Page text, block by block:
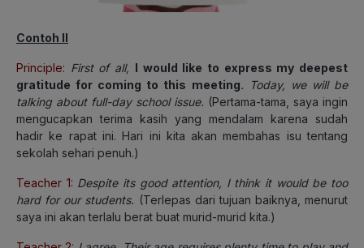
Contoh II
Principle: First of all, I would like to express my deepest
gratitude for coming to this meeting. Today, we will be
talking about full-day school issue. (Pertama-tama, saya ingin
mengucapkan terima kasih yang mendalam karena sudah
hadir ke rapat ini. Hari ini kita akan membahas isu tentang
sekolah sehari penuh.)
Teacher 1: Despite its good attention, I think it would be too
hard for our students. (Terlepas dari tujuan baiknya, menurut
saya ini akan terlalu berat buat murid-murid kita.)